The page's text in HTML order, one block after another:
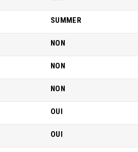
SUMMER
NON
NON
NON
OUI
OUI